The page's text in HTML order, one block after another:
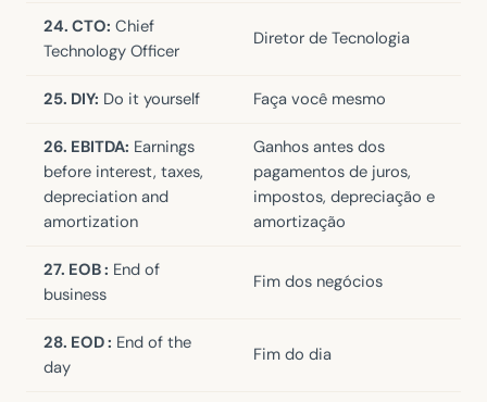
24. CTO: Chief
Technology Officer
Diretor de Tecnologia
25. DIY: Do it yourself Faça você mesmo
26. EBITDA: Earnings
before interest, taxes,
depreciation and
amortization
Ganhos antes dos
pagamentos de juros,
impostos, depreciação e
amortização
27. EOB : End of
business
Fim dos negócios
28. EOD : End of the
day
Fim do dia